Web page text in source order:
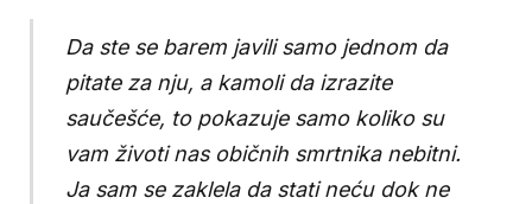
Da ste se barem javili samo jednom da
pitate za nju, a kamoli da izrazite
saučešće, to pokazuje samo koliko su
vam životi nas običnih smrtnika nebitni.
Ja sam se zaklela da stati neću dok ne